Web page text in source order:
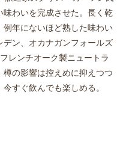
わいを完成させた。長く乾
年にないほど熟した味わい
ン、オカナガンフォールズ
レンチオーク製ニュートラ
の影響は控えめに抑えつつ
すぐ飲んでも楽しめる。